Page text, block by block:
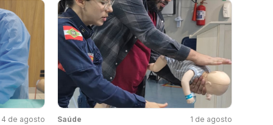
4 de agosto Saúde 1 de agosto